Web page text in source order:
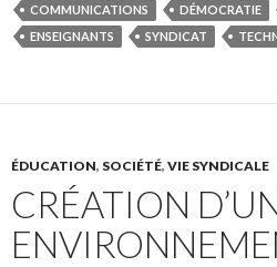
COMMUNICATIONS
DÉMOCRATIE
ENSEIGNANTS
SYNDICAT
ÉDUCATION, SOCIÉTÉ, VIE SYNDICALE
CRÉATION